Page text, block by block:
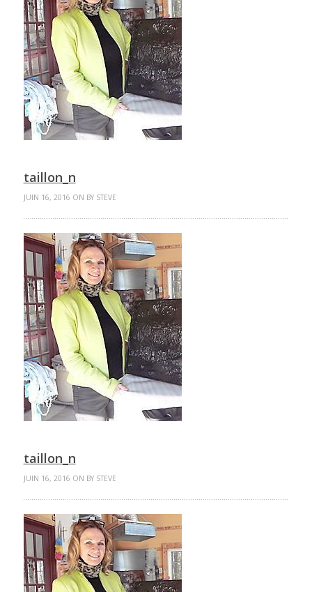
taillon_n
JUIN 16, 2016 ON BY STEVE
taillon_n
JUIN 16, 2016 ON BY STEVE